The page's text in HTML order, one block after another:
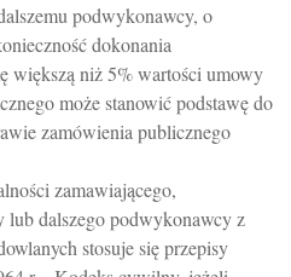
podwykonawcy, o
dokonania
większą niż 5% wartości umowy
może stanowić podstawę do
zamówienia publicznego
zamawiającego,
dalszego podwykonawcy z
stosuje się przepisy